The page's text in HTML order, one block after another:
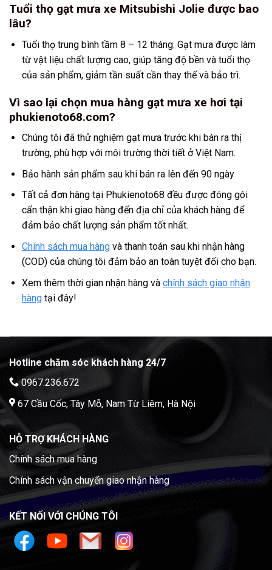
Tuổi thọ gạt mưa xe Mitsubishi Jolie được bao
lâu?
Tuổi thọ trung bình tầm 8 – 12 tháng. Gạt mưa được làm
từ vật liệu chất lượng cao, giúp tăng độ bền và tuổi thọ
của sản phẩm, giảm tần suất cần thay thế và bảo trì.
Vì sao lại chọn mua hàng gạt mưa xe hơi tại
phukienoto68.com?
Chúng tôi đã thử nghiệm gạt mưa trước khi bán ra thị
trường, phù hợp với môi trường thời tiết ở Việt Nam.
Bảo hành sản phẩm sau khi bán ra lên đến 90 ngày
Tất cả đơn hàng tại Phukienoto68 đều được đóng gói
cẩn thận khi giao hàng đến địa chỉ của khách hàng để
đảm bảo chất lượng sản phẩm tốt nhất.
Chính sách mua hàngvà thanh toán sau khi nhận hàng
(COD) của chúng tôi đảm bảo an toàn tuyệt đối cho bạn.
Xem thêm thời gian nhận hàng và chính sách giao nhận
hàngtại đây!
Hotline chăm sóc khách hàng 24/7
0967.236.672
67 Cầu Cốc, Tây Mỗ, Nam Từ Liêm, Hà Nội
HỖ TRỢ KHÁCH HÀNG
Chính sách mua hàng
Chính sách vận chuyển giao nhận hàng
KẾT NỐI VỚI CHÚNG TÔI